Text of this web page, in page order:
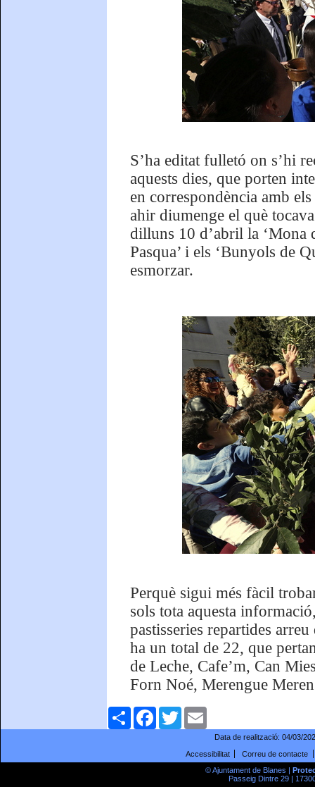
S’ha editat fulletó on s’hi
aquests dies, que porten
en correspondència amb
ahir diumenge el què
dilluns 10 d’abril la ‘Mona
Pasqua’ i els ‘Bunyols de
esmorzar.
Perquè sigui més fàcil
sols tota aquesta
pastisseries repartides
ha un total de 22, que
de Leche, Cafe’m, Can
Forn Noé, Merengue
ComparteixFacebookTwitter
Data de realització: 04/03/
Accessibilitat
Correu de contacte
© Ajuntament de Blanes |
Passeig Dintre 29 |